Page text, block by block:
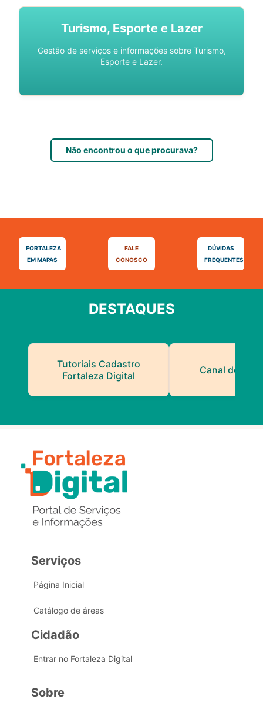
Turismo, Esporte e Lazer
Gestão de serviços e informações sobre Turismo,
Esporte e Lazer.
Não encontrou o que procurava?
FORTALEZA
EM MAPAS
FALE
CONOSCO
DÚVIDAS
FREQUENTES
DESTAQUES
Tutoriais Cadastro
Fortaleza Digital
Canal do
Serviços
Página Inicial
Catálogo de áreas
Cidadão
Entrar no Fortaleza Digital
Sobre